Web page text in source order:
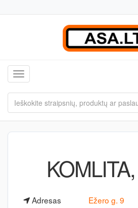
Toggle navigation
Adresas
Ežero g. 9